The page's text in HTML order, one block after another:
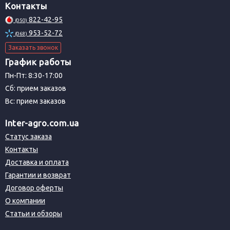
Контакты
(050) 822-42-95
(068) 953-52-72
Заказать звонок
График работы
Пн-Пт: 8:30-17:00
Сб: прием заказов
Вс: прием заказов
Inter-agro.com.ua
Статус заказа
Контакты
Доставка и оплата
Гарантии и возврат
Договор оферты
О компании
Статьи и обзоры